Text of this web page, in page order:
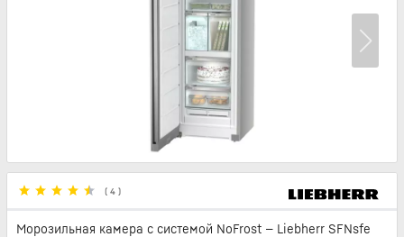
( 4 )
Морозильная камера с системой NoFrost — Liebherr SFNsfe